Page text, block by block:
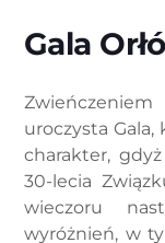
Gala
uroczysta
charakter,
30-lecia
wieczoru
wyróżnień, w